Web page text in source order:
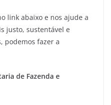
link abaixo e nos ajude a
justo, sustentável e
podemos fazer a
de Fazenda e